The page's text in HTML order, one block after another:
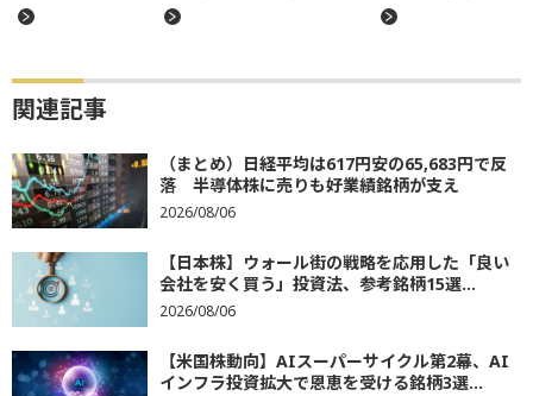
関連記事
（まとめ）日経平均は617円安の65,683円で反
落 半導体株に売りも好業績銘柄が支え
2026/08/06
【日本株】ウォール街の戦略を応用した「良い
会社を安く買う」投資法、参考銘柄15選...
2026/08/06
【米国株動向】AIスーパーサイクル第2幕、AI
インフラ投資拡大で恩恵を受ける銘柄3選...